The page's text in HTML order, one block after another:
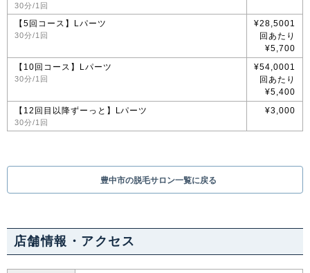
30分/1回
【5回コース】Lパーツ
30分/1回
¥28,5001
回あたり
¥5,700
【10回コース】Lパーツ
30分/1回
¥54,0001
回あたり
¥5,400
【12回目以降ずーっと】Lパーツ
30分/1回
¥3,000
豊中市の脱毛サロン一覧に戻る
店舗情報・アクセス